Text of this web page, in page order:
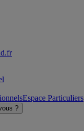
Espace Particuliers
?